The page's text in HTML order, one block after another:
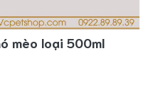
mèo loại 500ml